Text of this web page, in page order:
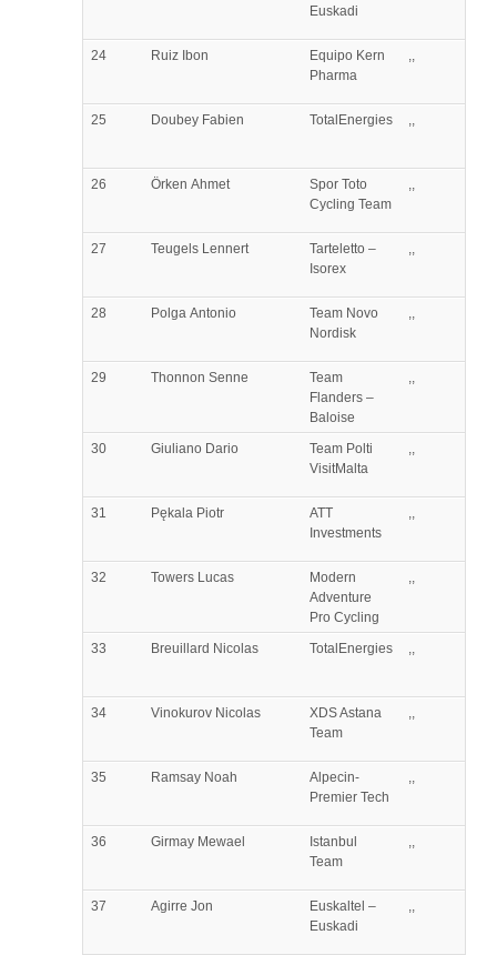
Euskadi
24 Ruiz Ibon
Equipo Kern
Pharma
,,
25 Doubey Fabien TotalEnergies ,,
26 Örken Ahmet
Spor Toto
Cycling Team
,,
27 Teugels Lennert
Tarteletto –
Isorex
,,
28 Polga Antonio
Team Novo
Nordisk
,,
29 Thonnon Senne
Team
Flanders –
Baloise
,,
30 Giuliano Dario
Team Polti
VisitMalta
,,
31 Pękala Piotr
ATT
Investments
,,
32 Towers Lucas
Modern
Adventure
Pro Cycling
,,
33 Breuillard Nicolas TotalEnergies ,,
34 Vinokurov Nicolas
XDS Astana
Team
,,
35 Ramsay Noah
Alpecin-
Premier Tech
,,
36 Girmay Mewael
Istanbul
Team
,,
37 Agirre Jon
Euskaltel –
Euskadi
,,